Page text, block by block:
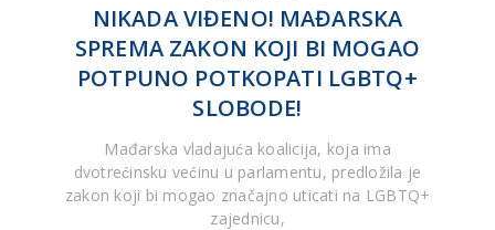
NIKADA VIĐENO! MAĐARSKA
SPREMA ZAKON KOJI BI MOGAO
POTPUNO POTKOPATI LGBTQ+
SLOBODE!
Mađarska vladajuća koalicija, koja ima
dvotrećinsku većinu u parlamentu, predložila je
zakon koji bi mogao značajno uticati na LGBTQ+
zajednicu,